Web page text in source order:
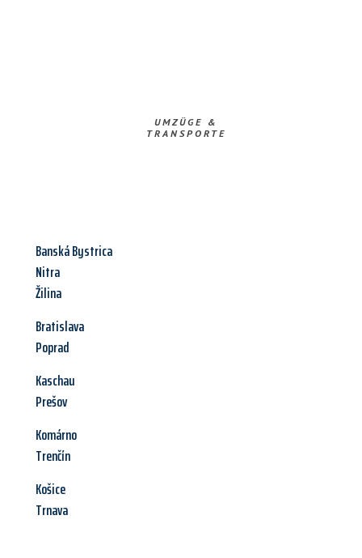
UMZÜGE &
TRANSPORTE
Banská Bystrica
Nitra
Žilina
Bratislava
Poprad
Kaschau
Prešov
Komárno
Trenčín
Košice
Trnava